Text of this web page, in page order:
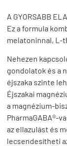
A GYORSABB
Ez a formula
melatoninnal, L-
Nehezen
gondolatok és a
éjszaka szinte
Éjszakai
a magnézium-
PharmaGABA®-
az ellazulást és
lecsendesítheti